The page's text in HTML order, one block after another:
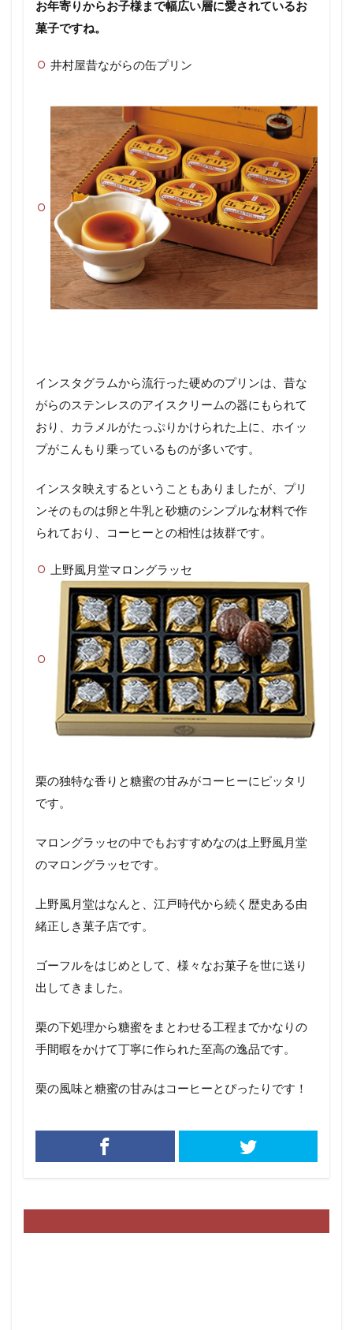
お年寄りからお子様まで幅広い層に愛されているお
菓子ですね。
井村屋昔ながらの缶プリン
インスタグラムから流行った硬めのプリンは、昔な
がらのステンレスのアイスクリームの器にもられて
おり、カラメルがたっぷりかけられた上に、ホイッ
プがこんもり乗っているものが多いです。
インスタ映えするということもありましたが、プリ
ンそのものは卵と牛乳と砂糖のシンプルな材料で作
られており、コーヒーとの相性は抜群です。
上野風月堂マロングラッセ
栗の独特な香りと糖蜜の甘みがコーヒーにピッタリ
です。
マロングラッセの中でもおすすめなのは上野風月堂
のマロングラッセです。
上野風月堂はなんと、江戸時代から続く歴史ある由
緒正しき菓子店です。
ゴーフルをはじめとして、様々なお菓子を世に送り
出してきました。
栗の下処理から糖蜜をまとわせる工程までかなりの
手間暇をかけて丁寧に作られた至高の逸品です。
栗の風味と糖蜜の甘みはコーヒーとぴったりです！